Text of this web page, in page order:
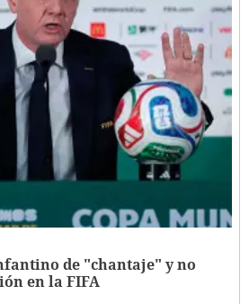
de "chantaje" y no
en la FIFA